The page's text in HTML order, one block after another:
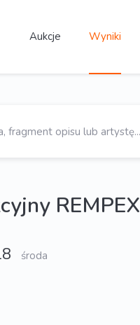
Aukcje Wyniki
REMPEX
środa